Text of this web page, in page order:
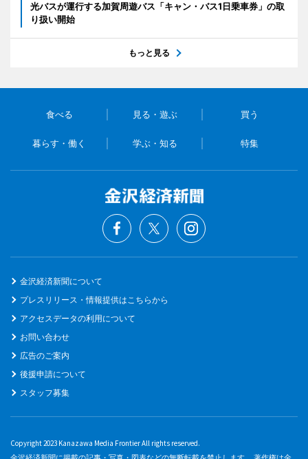
光バスが運行する加賀周遊バス「キャン・バス1日乗車券」の取
り扱い開始
もっと見る
食べる 見る・遊ぶ 買う
暮らす・働く 学ぶ・知る 特集
金沢経済新聞について
プレスリリース・情報提供はこちらから
アクセスデータの利用について
お問い合わせ
広告のご案内
後援申請について
スタッフ募集
Copyright 2023 Kanazawa Media Frontier All rights reserved.